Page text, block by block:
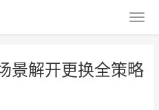
景解开更换全策略